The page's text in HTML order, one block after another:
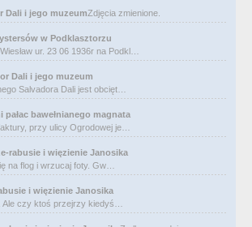
Dali i jego muzeumZdjęcia zmienione.
w Podklasztorzu
ur. 23 06 1936r na Podkl…
Dali i jego muzeum
Salvadora Dali jest obcięt…
pałac bawełnianego magnata
przy ulicy Ogrodowej je…
rabusie i więzienie Janosika
na flog i wrzucaj foty. Gw…
i więzienie Janosika
Ale czy ktoś przejrzy kiedyś…